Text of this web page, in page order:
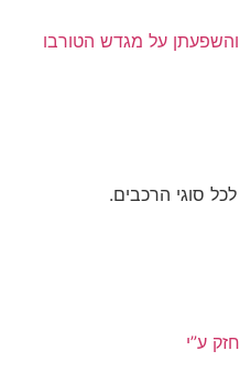
על מגדש הטורבו
סוגי הרכבים.
ע”י